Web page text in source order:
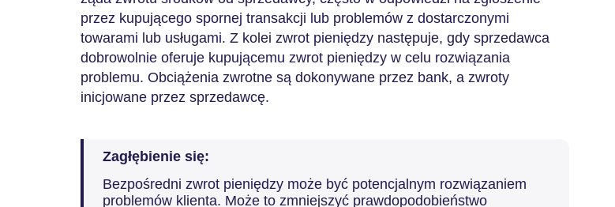
przez kupującego spornej transakcji lub problemów z dostarczonymi
towarami lub usługami. Z kolei zwrot pieniędzy następuje, gdy sprzedawca
dobrowolnie oferuje kupującemu zwrot pieniędzy w celu rozwiązania
problemu. Obciążenia zwrotne są dokonywane przez bank, a zwroty
inicjowane przez sprzedawcę.
Zagłębienie się:
Bezpośredni zwrot pieniędzy może być potencjalnym rozwiązaniem
problemów klienta. Może to zmniejszyć prawdopodobieństwo